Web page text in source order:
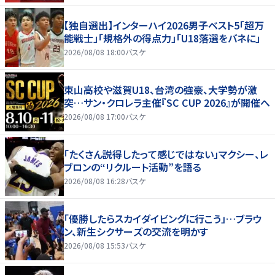
【独自選出】インターハイ2026男子ベスト5「超万
能戦士」「規格外の得点力」「U18落選をバネに」
2026/08/08 18:00バスケ
東山高校や滋賀U18、台湾の強豪、大学勢が激
突…サン・クロレラ主催『SC CUP 2026』が開催へ
2026/08/08 17:00バスケ
「たくさん説得したって感じではない」マクシー、レ
ブロンの“リクルート活動”を語る
2026/08/08 16:28バスケ
「優勝したらスカイダイビングに行こう」…ブラウ
ン、新生シクサーズの交流を明かす
2026/08/08 15:53バスケ